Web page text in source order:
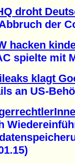
droht
der
hacken
spielte mit
klagt
an US-